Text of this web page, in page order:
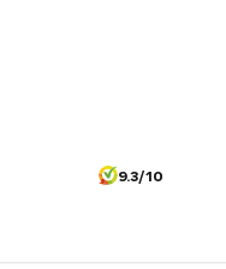
9.3/10